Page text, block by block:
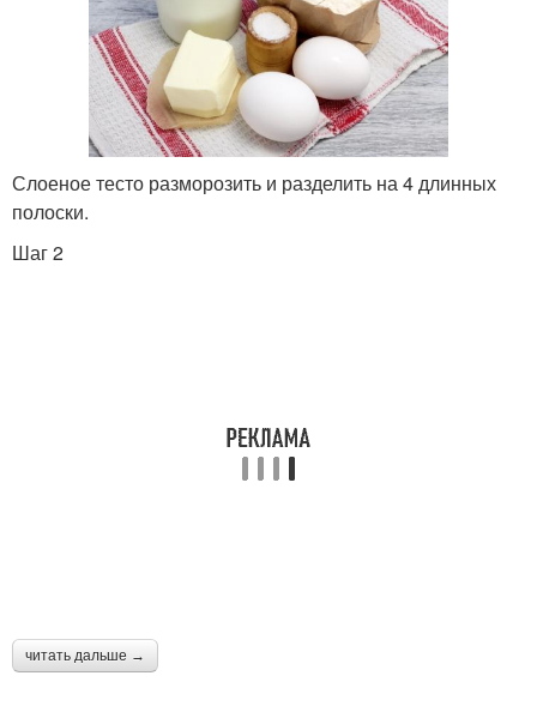
Сосиски в дрожжевом
тесте
Слоеное тесто разморозить и разделить на 4 длинных
полоски.
Шаг 2
читать дальше →